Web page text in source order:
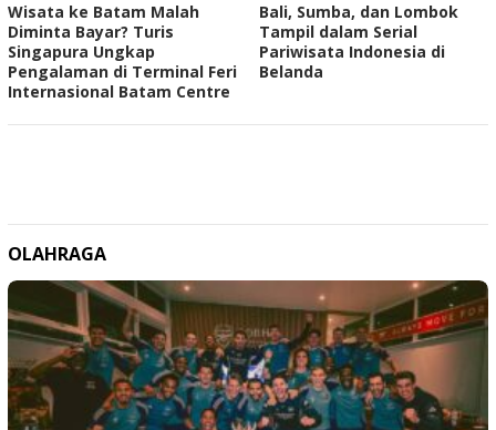
Wisata ke Batam Malah
Diminta Bayar? Turis
Singapura Ungkap
Pengalaman di Terminal Feri
Internasional Batam Centre
Bali, Sumba, dan Lombok
Tampil dalam Serial
Pariwisata Indonesia di
Belanda
OLAHRAGA